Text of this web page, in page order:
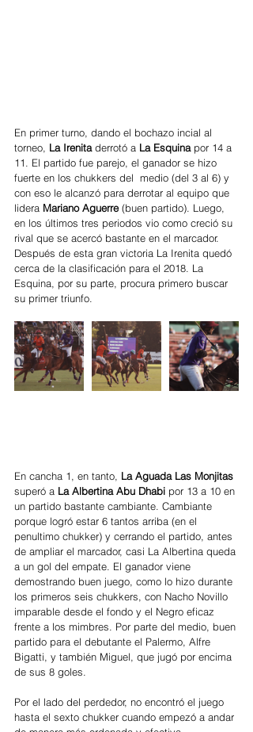
En primer turno, dando el bochazo incial al
torneo, La Irenita derrotó a La Esquina por 14 a
11. El partido fue parejo, el ganador se hizo
fuerte en los chukkers del  medio (del 3 al 6) y
con eso le alcanzó para derrotar al equipo que
lidera Mariano Aguerre (buen partido). Luego,
en los últimos tres periodos vio como creció su
rival que se acercó bastante en el marcador.
Después de esta gran victoria La Irenita quedó
cerca de la clasificación para el 2018. La
Esquina, por su parte, procura primero buscar
su primer triunfo.
En cancha 1, en tanto, La Aguada Las Monjitas
superó a La Albertina Abu Dhabi por 13 a 10 en
un partido bastante cambiante. Cambiante
porque logró estar 6 tantos arriba (en el
penultimo chukker) y cerrando el partido, antes
de ampliar el marcador, casi La Albertina queda
a un gol del empate. El ganador viene
demostrando buen juego, como lo hizo durante
los primeros seis chukkers, con Nacho Novillo
imparable desde el fondo y el Negro eficaz
frente a los mimbres. Por parte del medio, buen
partido para el debutante el Palermo, Alfre
Bigatti, y también Miguel, que jugó por encima
de sus 8 goles.
Por el lado del perdedor, no encontró el juego
hasta el sexto chukker cuando empezó a andar